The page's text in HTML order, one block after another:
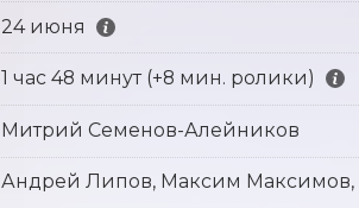
24 июня
1 час 48 минут (+8 мин. ролики)
Митрий Семенов-Алейников
Андрей Липов, Максим Максимов,